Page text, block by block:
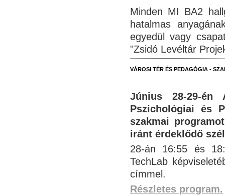
Minden MI BA2
hatalmas
egyedül vagy
"Zsidó Levéltár
VÁROSI TÉR ÉS PEDAGÓGIA -
Június 28-29-én
Pszichológiai és
szakmai
iránt érdeklődő
28-án 16:55 és
TechLab
címmel.
Részletes program.